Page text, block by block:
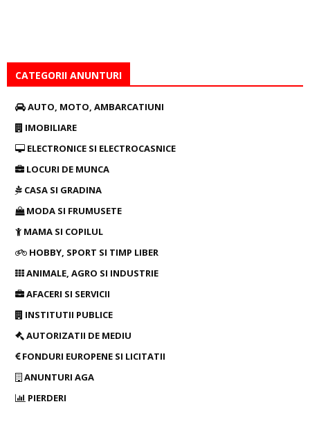
CATEGORII ANUNTURI
AUTO, MOTO, AMBARCATIUNI
IMOBILIARE
ELECTRONICE SI ELECTROCASNICE
LOCURI DE MUNCA
CASA SI GRADINA
MODA SI FRUMUSETE
MAMA SI COPILUL
HOBBY, SPORT SI TIMP LIBER
ANIMALE, AGRO SI INDUSTRIE
AFACERI SI SERVICII
INSTITUTII PUBLICE
AUTORIZATII DE MEDIU
FONDURI EUROPENE SI LICITATII
ANUNTURI AGA
PIERDERI